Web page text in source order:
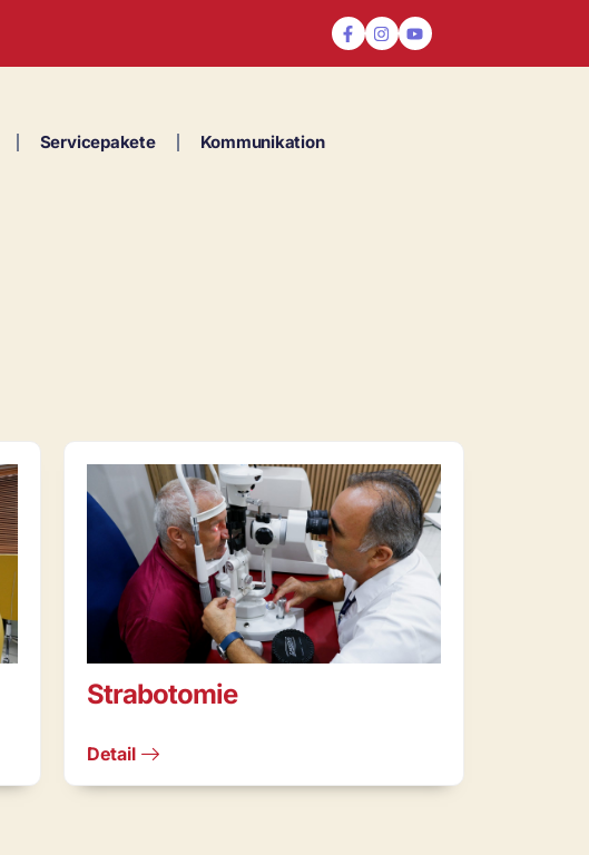
Servicepakete Kommunikation
Strabotomie
Detail